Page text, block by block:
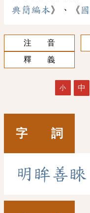
典簡編本》、《
注 音
釋 義
小 中
字 詞
明 眸善睞